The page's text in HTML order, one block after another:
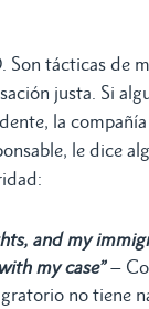
Son tácticas de
justa. Si
la
le dice
and my
my case”–
no tiene